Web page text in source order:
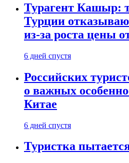
Турагент Кашыр:
Турции
из-за роста цены
6 дней спустя
Российских
о важных
Китае
6 дней спустя
Туристка